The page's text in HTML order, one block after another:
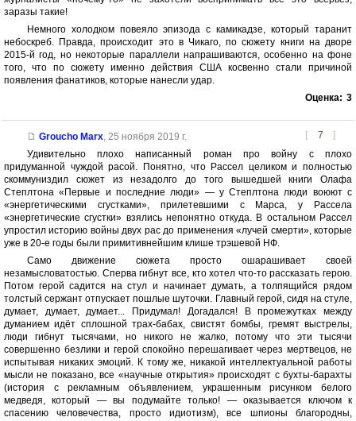
заразы такие!
Немного холодком повеяло эпизода с камикадзе, который таранит
небоскреб. Правда, происходит это в Чикаго, по сюжету книги на дворе
2015-й год, но некоторые параллели напрашиваются, особенно на фоне
того, что по сюжету именно действия США косвенно стали причиной
появления фанатиков, которые нанесли удар.
Оценка: 3
[ 7 ]
Groucho Marx, 25 ноября 2019 г.
Удивительно плохо написанный роман про войну с плохо
придуманной чуждой расой. Понятно, что Рассел целиком и полностью
скоммуниздил сюжет из незадолго до того вышедшей книги Олафа
Степлтона «Первые и последние люди» — у Степлтона люди воюют с
«энергетическими сгустками», прилетевшими с Марса, у Рассела
«энергетические сгустки» взялись непонятно откуда. В остальном Рассел
упростил историю войны двух рас до применения «лучей смерти», которые
уже в 20-е годы были примитивнейшим клише трэшевой НФ.
Само движение сюжета просто ошарашивает своей
незамысловатостью. Сперва гибнут все, кто хотел что-то рассказать герою.
Потом герой садится на стул и начинает думать, а толпящийся рядом
толстый сержант отпускает пошлые шуточки. Главный герой, сидя на стуле,
думает, думает, думает... Придумал! Догадался! В промежутках между
думанием идёт сплошной трах-бабах, свистят бомбы, гремят выстрелы,
люди гибнут тысячами, но никого не жалко, потому что эти тысячи
совершенно безлики и герой спокойно перешагивает через мертвецов, не
испытывая никаких эмоций. К тому же, никакой интеллектуальной работы
мысли не показано, все «научные открытия» происходят с бухты-барахты
(история с рекламным объявлением, украшенным рисунком белого
медведя, который — вы подумайте только! — оказывается ключом к
спасению человечества, просто идиотизм), все шпионы благородны,